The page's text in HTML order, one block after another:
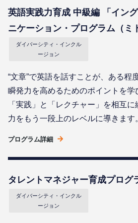
英語実践力育成 中級編 「イン
ニケーション・プログラム（ミ
ダイバーシティ・インクル
ージョン
“文章”で英語を話すことが、ある程
瞬発力を高めるためのポイントを学
「実践」と「レクチャー」を相互
力をもう一段上のレベルに導きます
プログラム詳細
タレントマネジャー育成プログ
ダイバーシティ・インクル
ージョン